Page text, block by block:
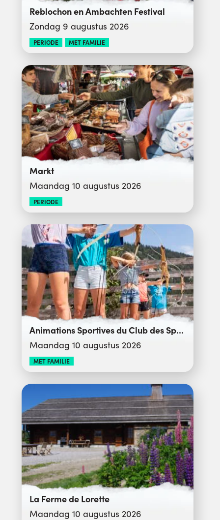
Reblochon en Ambachten Festival
Zondag 9 augustus 2026
PERIODE MET FAMILIE
Markt
Maandag 10 augustus 2026
PERIODE
Animations Sportives du Club des Sports
Maandag 10 augustus 2026
MET FAMILIE
La Ferme de Lorette
Maandag 10 augustus 2026